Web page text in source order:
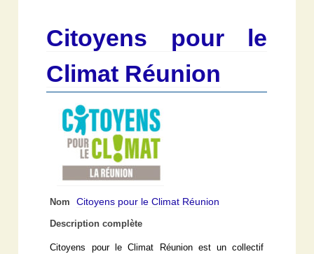
Citoyens pour le
Climat Réunion
Nom Citoyens pour le Climat Réunion
Description complète
Citoyens pour le Climat Réunion est un collectif